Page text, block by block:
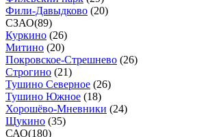
Фили-Давыдково (20)
СЗАО(89)
Куркино (26)
Митино (20)
Покровское-Стрешнево (26)
Строгино (21)
Тушино Северное (26)
Тушино Южное (18)
Хорошёво-Мневники (24)
Щукино (35)
САО(180)